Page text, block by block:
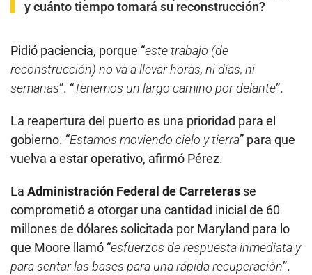
y cuánto tiempo tomará su reconstrucción?
Pidió paciencia, porque “este trabajo (de
reconstrucción) no va a llevar horas, ni días, ni
semanas”. “Tenemos un largo camino por delante”.
La reapertura del puerto es una prioridad para el
gobierno. “Estamos moviendo cielo y tierra” para que
vuelva a estar operativo, afirmó Pérez.
La Administración Federal de Carreteras se
comprometió a otorgar una cantidad inicial de 60
millones de dólares solicitada por Maryland para lo
que Moore llamó “esfuerzos de respuesta inmediata y
para sentar las bases para una rápida recuperación”.